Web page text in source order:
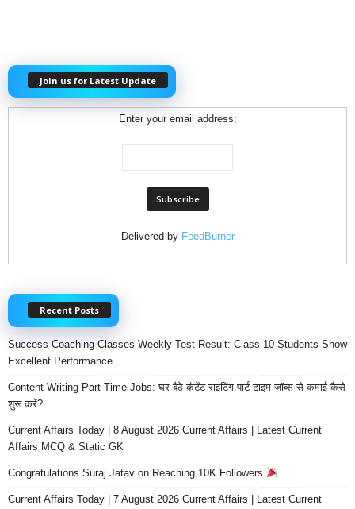
Join us for Latest Update
Enter your email address:
Delivered by FeedBurner
Recent Posts
Success Coaching Classes Weekly Test Result: Class 10 Students Show
Excellent Performance
Content Writing Part-Time Jobs: घर बैठे कंटेंट राइटिंग पार्ट-टाइम जॉब्स से कमाई कैसे
शुरू करें?
Current Affairs Today | 8 August 2026 Current Affairs | Latest Current
Affairs MCQ & Static GK
Congratulations Suraj Jatav on Reaching 10K Followers
Current Affairs Today | 7 August 2026 Current Affairs | Latest Current